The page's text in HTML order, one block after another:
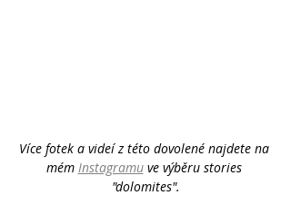
Více fotek a videí z této dovolené najdete na
mém Instagramu ve výběru stories
"dolomites".